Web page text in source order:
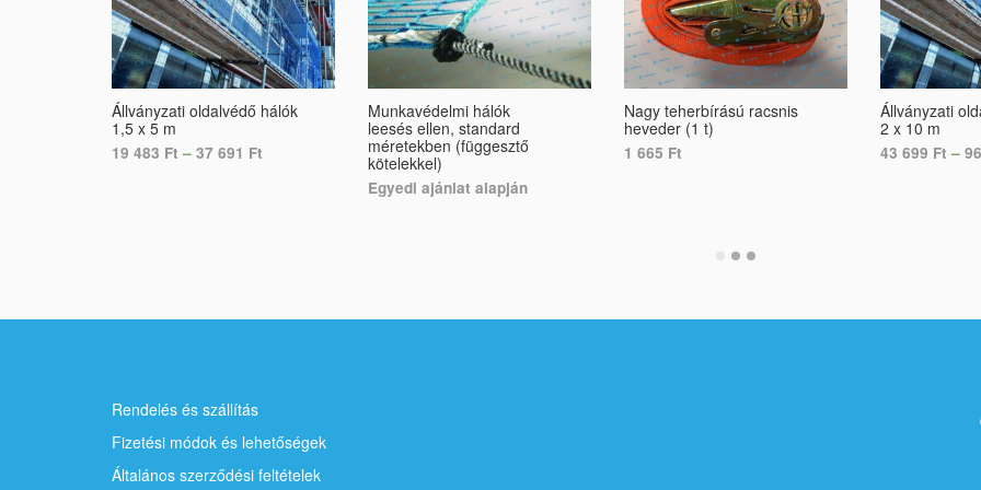
Állványzati oldalvédő hálók
1,5 x 5 m
19 483 Ft – 37 691 Ft
Munkavédelmi hálók
leesés ellen, standard
méretekben (függesztő
kötelekkel)
Egyedi ajánlat alapján
Nagy teherbírású racsnis
heveder (1 t)
1 665 Ft
Állványzati
2 x 10 m
43 699 Ft –
Rendelés és szállítás
Fizetési módok és lehetőségek
Általános szerződési feltételek